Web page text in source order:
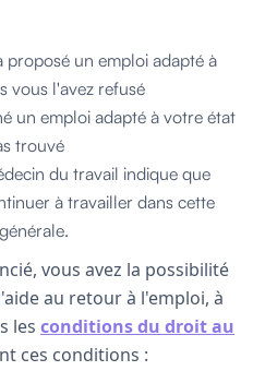
un emploi adapté à
vous l'avez refusé
un emploi adapté à votre état
trouvé
du travail indique que
à travailler dans cette
vous avez la possibilité
au retour à l'emploi, à
les conditions du droit au
ces conditions :